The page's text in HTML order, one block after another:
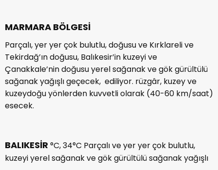
MARMARA BÖLGESİ
Parçalı, yer yer çok bulutlu, doğusu ve Kırklareli ve
Tekirdağ’ın doğusu, Balıkesir’in kuzeyi ve
Çanakkale’nin doğusu yerel sağanak ve gök gürültülü
sağanak yağışlı geçecek, ediliyor. rüzgâr, kuzey ve
kuzeydoğu yönlerden kuvvetli olarak (40-60 km/saat)
esecek.
BALIKESİR °C, 34°C Parçalı ve yer yer çok bulutlu,
kuzeyi yerel sağanak ve gök gürültülü sağanak yağışlı